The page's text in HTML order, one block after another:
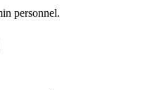
personnel.